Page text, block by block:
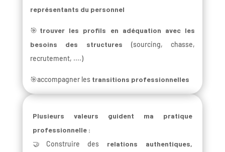
représentants du personnel
🎯 trouver les profils en adéquation avec les
besoins des structures (sourcing, chasse,
recrutement, ....)
🎯accompagner les transitions professionnelles
Plusieurs valeurs guident ma pratique
professionnelle :
🤝Construire des relations authentiques,